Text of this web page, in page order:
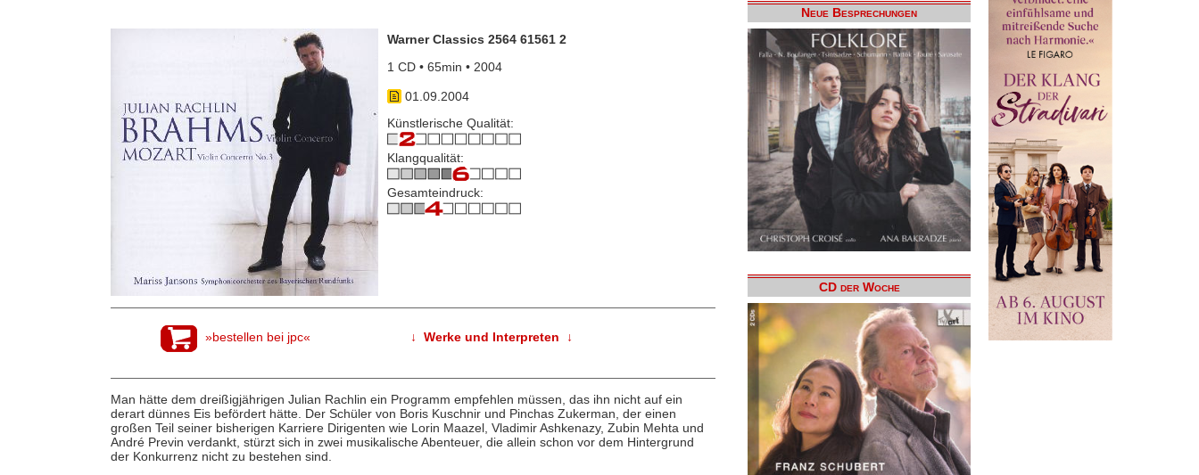
Warner Classics 2564 61561 2
1 CD • 65min • 2004
01.09.2004
Künstlerische Qualität:
Klangqualität:
Gesamteindruck:
»bestellen bei jpc« ↓ Werke und Interpreten ↓
Man hätte dem dreißigjährigen Julian Rachlin ein Programm empfehlen müssen, das ihn nicht auf ein
derart dünnes Eis befördert hätte. Der Schüler von Boris Kuschnir und Pinchas Zukerman, der einen
großen Teil seiner bisherigen Karriere Dirigenten wie Lorin Maazel, Vladimir Ashkenazy, Zubin Mehta und
André Previn verdankt, stürzt sich in zwei musikalische Abenteuer, die allein schon vor dem Hintergrund
der Konkurrenz nicht zu bestehen sind.
Neue Besprechungen
CD der Woche